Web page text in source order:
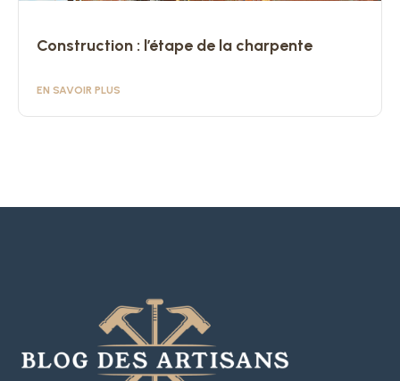
Construction : l’étape de la charpente
EN SAVOIR PLUS